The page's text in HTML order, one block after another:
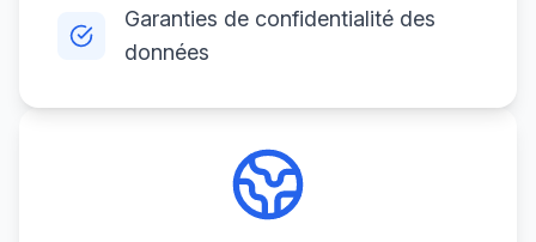
Garanties de confidentialité des
données